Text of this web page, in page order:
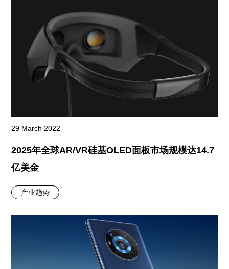
29 March 2022
2025年全球AR/VR硅基OLED面板市场规模达14.7
亿美金
产业趋势